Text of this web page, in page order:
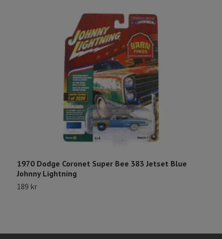
1970 Dodge Coronet Super Bee 383 Jetset Blue
Johnny Lightning
189 kr